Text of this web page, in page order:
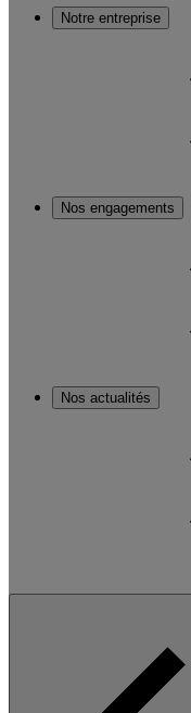
Notre entreprise
Nos engagements
Nos actualités